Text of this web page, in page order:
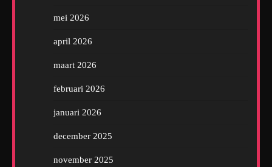
mei 2026
april 2026
maart 2026
februari 2026
januari 2026
december 2025
november 2025